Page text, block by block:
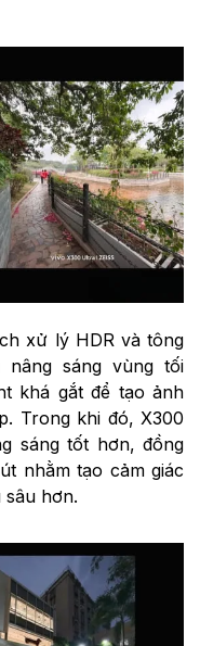
xử lý HDR và tông
sáng vùng tối
khá gắt để tạo ảnh
Trong khi đó, X300
sáng tốt hơn, đồng
nhằm tạo cảm giác
hơn.